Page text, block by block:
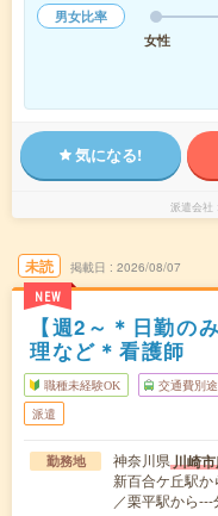
男女比率
女性
気になる!
派遣会社
未読
NEW
掲載日 2026/08/07
【週2～＊日勤の
理など＊看護師
職種未経験OK 交通費別
派遣
勤務地 神奈川県川崎
新百合ケ丘駅
／栗平駅から